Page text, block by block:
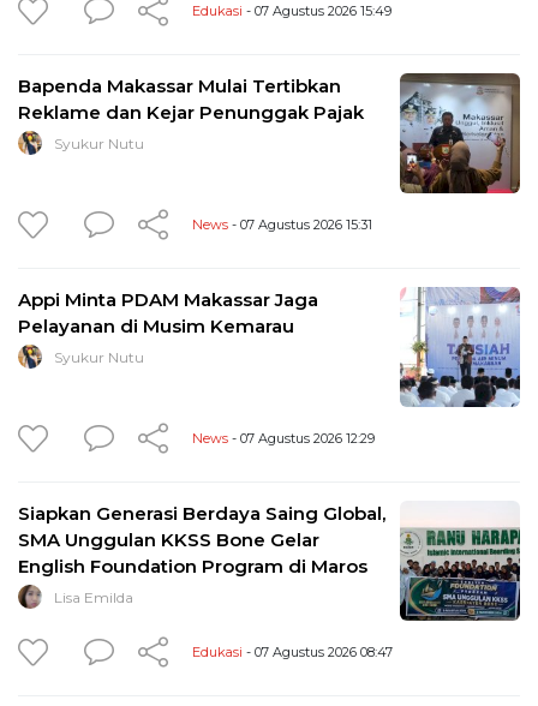
Edukasi - 07 Agustus 2026 15:49
Bapenda Makassar Mulai Tertibkan
Reklame dan Kejar Penunggak Pajak
Syukur Nutu
News - 07 Agustus 2026 15:31
Appi Minta PDAM Makassar Jaga
Pelayanan di Musim Kemarau
Syukur Nutu
News - 07 Agustus 2026 12:29
Siapkan Generasi Berdaya Saing Global,
SMA Unggulan KKSS Bone Gelar
English Foundation Program di Maros
Lisa Emilda
Edukasi - 07 Agustus 2026 08:47